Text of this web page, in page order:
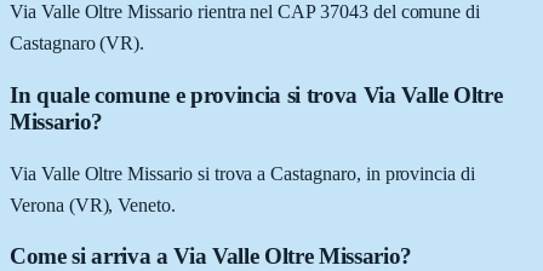
Via Valle Oltre Missario rientra nel CAP 37043 del comune di
Castagnaro (VR).
In quale comune e provincia si trova Via Valle Oltre
Missario?
Via Valle Oltre Missario si trova a Castagnaro, in provincia di
Verona (VR), Veneto.
Come si arriva a Via Valle Oltre Missario?